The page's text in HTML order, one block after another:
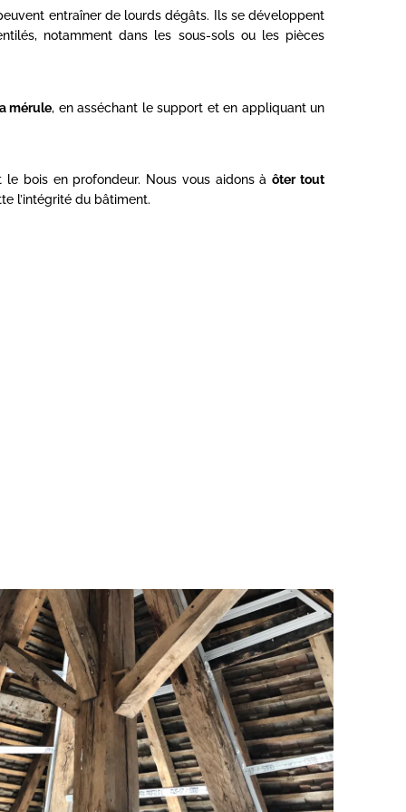
entraîner de lourds dégâts. Ils se développent
notamment dans les sous-sols ou les pièces
mérule, en asséchant le support et en appliquant un
le bois en profondeur. Nous vous aidons àôter tout
l’intégrité du bâtiment.